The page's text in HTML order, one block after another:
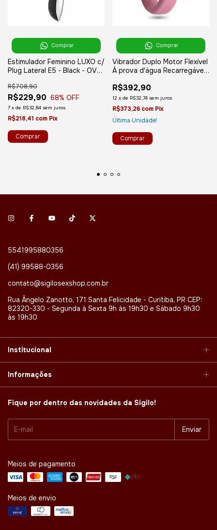
Comprar
Estimulador Feminino LUXO c/
Plug Lateral E5 - Black - OVO
R$229,90
R$708,90
68% OFF
7 x de R$32,84 sem juros
R$218,41 com Pix
Comprar
Vibrador Duplo Motor Flexível
À prova d'água Recarregável
Super Vibes
R$392,90
12 x de R$32,74 sem juros
R$373,26 com Pix
Última Unidade!
5541995880356
(41) 99588-0356
contato@sigilosexshop.com.br
Rua Ângelo Zanotto, 171 Santa Felicidade - Curitiba, PR CEP:
82320-330 - Segunda à Sexta 9h às 19h30 e Sábado 9h30
às 19h30
Institucional
Informações
Fique por dentro das novidades da Sigilo!
Meios de pagamento
Meios de envio